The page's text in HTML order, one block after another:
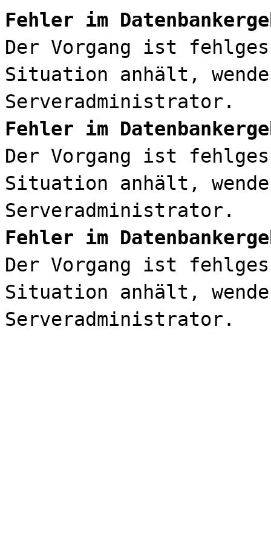
Fehler im
Der Vorgang ist
Situation anhält,
Serveradministrator.
Fehler im
Der Vorgang ist
Situation anhält,
Serveradministrator.
Fehler im
Der Vorgang ist
Situation anhält,
Serveradministrator.